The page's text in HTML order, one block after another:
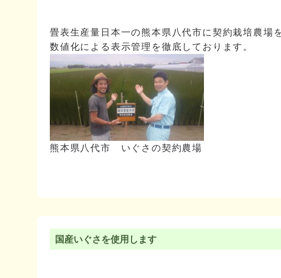
畳表生産量日本一の熊本県八代市に契約栽培農場
数値化による表示管理を徹底しております。
熊本県八代市 いぐさの契約農場
国産いぐさを使用します